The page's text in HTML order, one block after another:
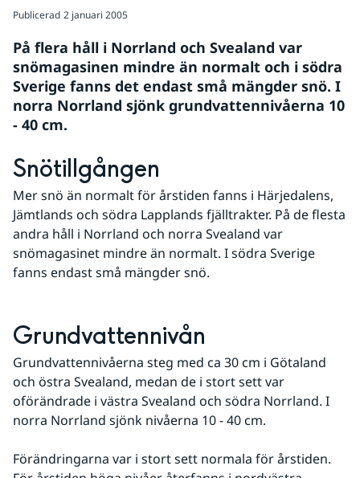
Publicerad 2 januari 2005
På flera håll i Norrland och Svealand var
snömagasinen mindre än normalt och i södra
Sverige fanns det endast små mängder snö. I
norra Norrland sjönk grundvattennivåerna 10
- 40 cm.
Snötillgången
Mer snö än normalt för årstiden fanns i Härjedalens,
Jämtlands och södra Lapplands fjälltrakter. På de flesta
andra håll i Norrland och norra Svealand var
snömagasinet mindre än normalt. I södra Sverige
fanns endast små mängder snö.
Grundvattennivån
Grundvattennivåerna steg med ca 30 cm i Götaland
och östra Svealand, medan de i stort sett var
oförändrade i västra Svealand och södra Norrland. I
norra Norrland sjönk nivåerna 10 - 40 cm.
Förändringarna var i stort sett normala för årstiden.